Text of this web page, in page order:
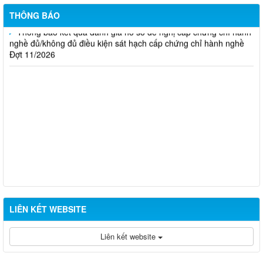
THÔNG BÁO
Thông báo kết quả đánh giá hồ sơ đề nghị cấp chứng chỉ hành
nghề đủ/không đủ điều kiện sát hạch cấp chứng chỉ hành nghề
Đợt 11/2026
LIÊN KẾT WEBSITE
Liên kết website